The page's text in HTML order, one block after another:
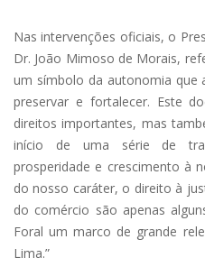
Nas intervenções oficiais, o
Dr. João Mimoso de Morais,
um símbolo da autonomia que
preservar e fortalecer. Este
direitos importantes, mas
início de uma série de
prosperidade e crescimento à
do nosso caráter, o direito à
do comércio são apenas
Foral um marco de grande
Lima.”